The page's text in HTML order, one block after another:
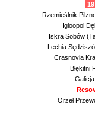
Rzemieślnik
Igloopol
Iskra Sobów
Lechia
Crasnovia
Błękitni
Orzeł